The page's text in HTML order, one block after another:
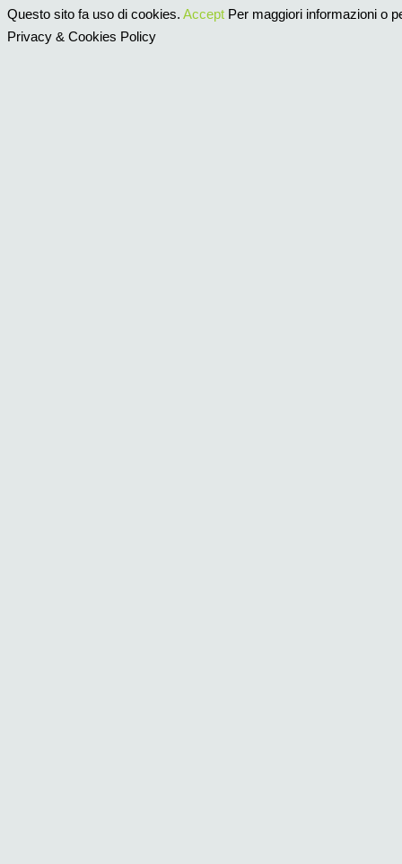
Questo sito fa uso di cookies. Accept Per maggiori informazioni o
Privacy & Cookies Policy